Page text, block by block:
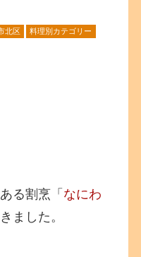
北区 料理別カテゴリー
る割烹「 なにわ
ました。